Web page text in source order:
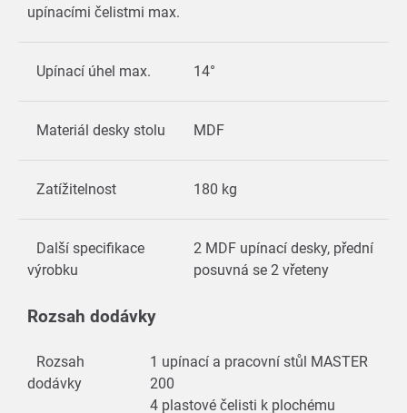
upínacími čelistmi max.
Upínací úhel max. 14°
Materiál desky stolu MDF
Zatížitelnost 180 kg
Další specifikace
výrobku
2 MDF upínací desky, přední
posuvná se 2 vřeteny
Rozsah dodávky
Rozsah
dodávky
1 upínací a pracovní stůl MASTER
200
4 plastové čelisti k plochému